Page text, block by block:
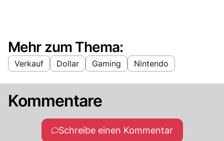
Mehr zum Thema:
Verkauf Dollar Gaming Nintendo
Kommentare
Schreibe einen Kommentar